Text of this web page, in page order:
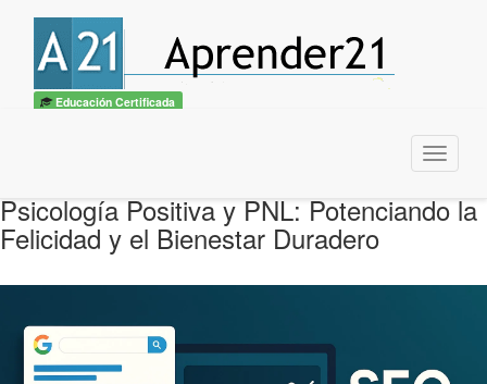
Educación Certificada
Menu
Psicología Positiva y PNL: Potenciando la
Felicidad y el Bienestar Duradero